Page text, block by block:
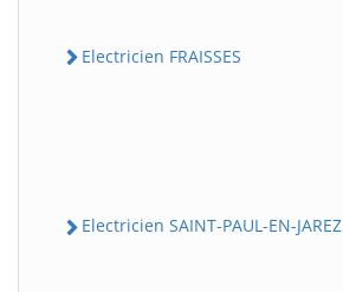
Electricien FRAISSES
Electricien SAINT-PAUL-EN-JAREZ